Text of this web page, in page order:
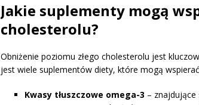
Jakie suplementy mogą
cholesterolu?
Obniżenie poziomu złego cholesterolu jest
jest wiele suplementów diety, które mogą
Kwasy tłuszczowe omega-3 – znajdujące